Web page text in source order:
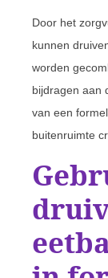
Door het
kunnen
worden
bijdragen aan
van een
buitenruimte